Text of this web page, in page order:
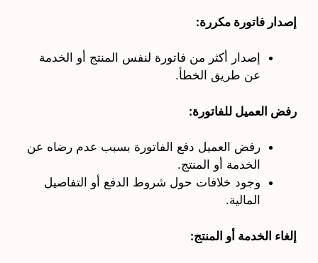
إصدار فاتورة مكررة:
إصدار أكثر من فاتورة لنفس المنتج أو الخدمة
عن طريق الخطأ.
رفض العميل للفاتورة:
رفض العميل دفع الفاتورة بسبب عدم رضاه عن
الخدمة أو المنتج.
وجود خلافات حول شروط الدفع أو التفاصيل
المالية.
إلغاء الخدمة أو المنتج: